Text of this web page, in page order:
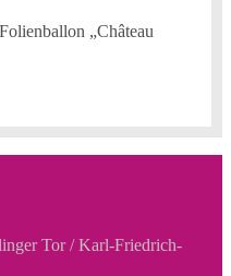
Tor / Karl-Friedrich-